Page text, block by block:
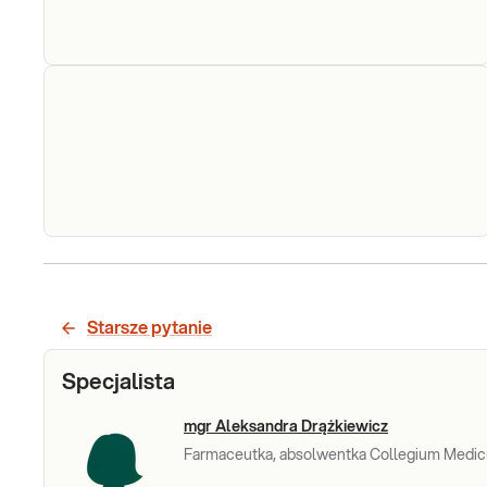
FT4
FT4. Oznaczenie stężenia wolnej frakcji
diagnostyka i monitorowanie leczenia
Starsze pytanie
Specjalista
mgr Aleksandra Drążkiewicz
Farmaceutka, absolwentka Collegium